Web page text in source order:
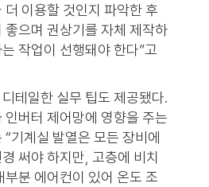
이용할 것인지 파악한 후
좋으며 권상기를 자체 제작하
작업이 선행돼야 한다”고
테일한 실무 팁도 제공됐다.
인버터 제어망에 영향을 주는
기계실 발열은 모든 장비에
써야 하지만, 고층에 비치
분 에어컨이 있어 온도 조